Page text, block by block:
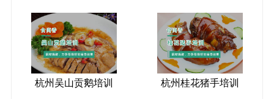
杭州吴山贡鹅培训 杭州桂花猪手培训